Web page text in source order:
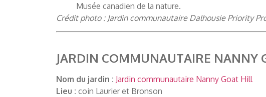
Musée canadien de la nature.
Crédit photo : Jardin communautaire Dalhousie Priority
JARDIN COMMUNAUTAIRE NANNY
Nom du jardin : Jardin communautaire Nanny Goat Hill
Lieu : coin Laurier et Bronson